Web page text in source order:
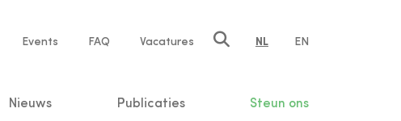
Events FAQ Vacatures NL EN
Nieuws Publicaties Steun ons